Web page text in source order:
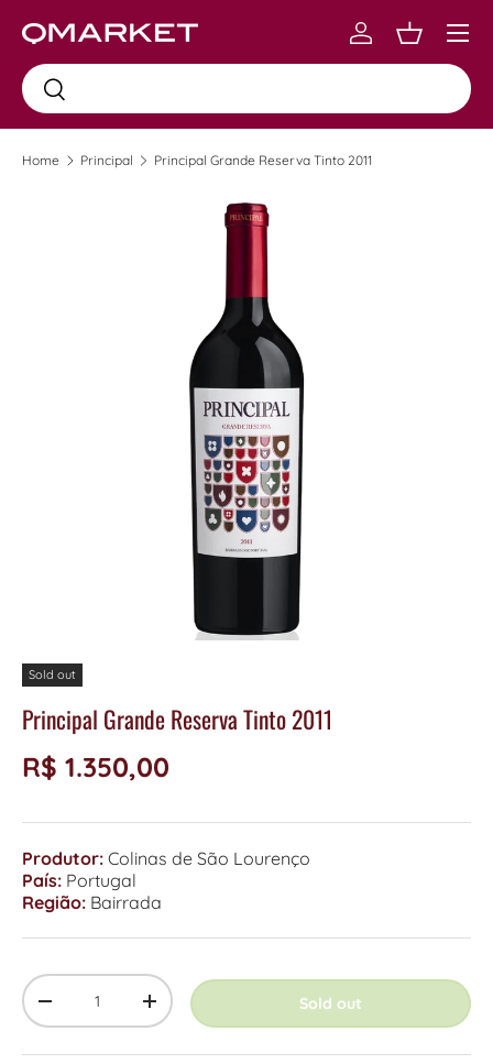
Skip to content
Busca
Busca
Log inCarrinho
Menu
Home Principal Principal Grande Reserva Tinto 2011
Sold out
Principal Grande Reserva Tinto 2011
R$ 1.350,00
Produtor: Colinas de São Lourenço
País: Portugal
Região: Bairrada
Qty
-
+ Sold out